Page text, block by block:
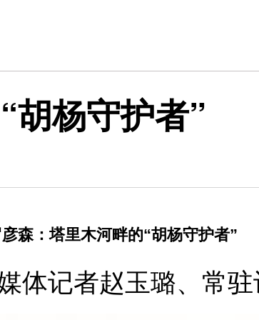
胡杨守护者”
森：塔里木河畔的“胡杨守护者”
体记者赵玉璐、常